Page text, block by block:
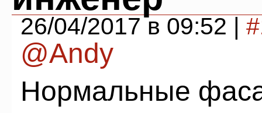
26/04/2017 в 09:52 |
@Andy
Нормальные